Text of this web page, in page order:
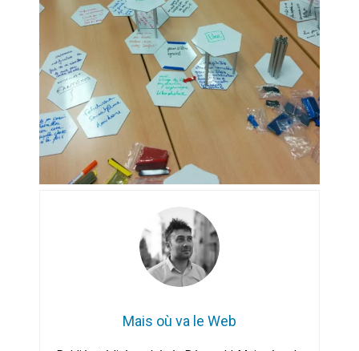
En Seine-et-Marne, le projet de
Campus IA doit sortir des
champs : « On impose et copie
le gigantisme états-unien »
Addendum sur les machines à
laver, et l’intelligence artificielle
La vaste blague du macronisme
crypto-spatial
Mais où va le Web